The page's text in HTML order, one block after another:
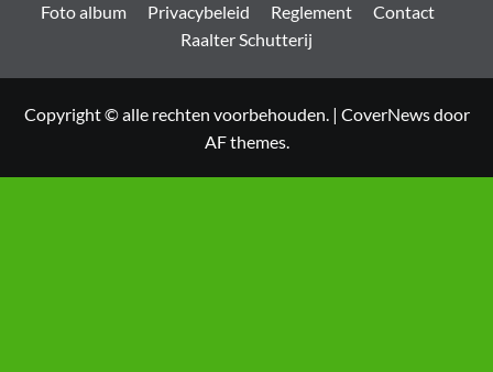
Foto album Privacybeleid Reglement
Contact
Raalter Schutterij
Copyright © alle rechten voorbehouden. | CoverNewsdoor
AF themes.